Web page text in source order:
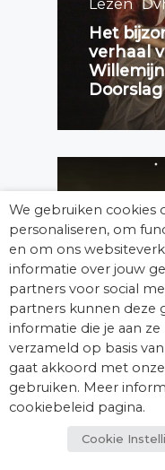
Lezen
Het
verhaal
Doorslag
Nieuws
Nieuw!
podcast
We gebruiken cookies
personaliseren, om
en om ons
informatie over jouw
partners voor social
partners kunnen deze
informatie die je aan
verzameld op basis
gaat akkoord met
gebruiken. Meer
cookiebeleid pagina.
Cookie